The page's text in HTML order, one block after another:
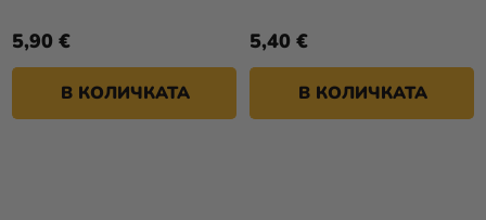
5,90 €
В КОЛИЧКАТА
5,40 €
В КОЛИЧКАТА